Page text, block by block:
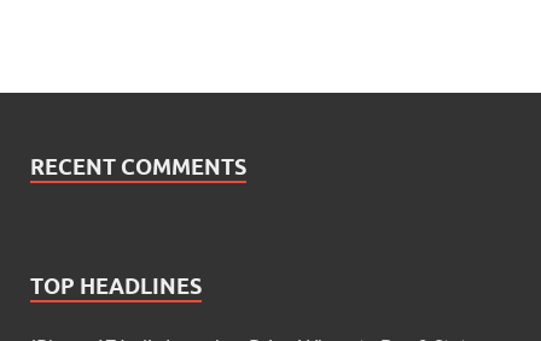
RECENT COMMENTS
TOP HEADLINES